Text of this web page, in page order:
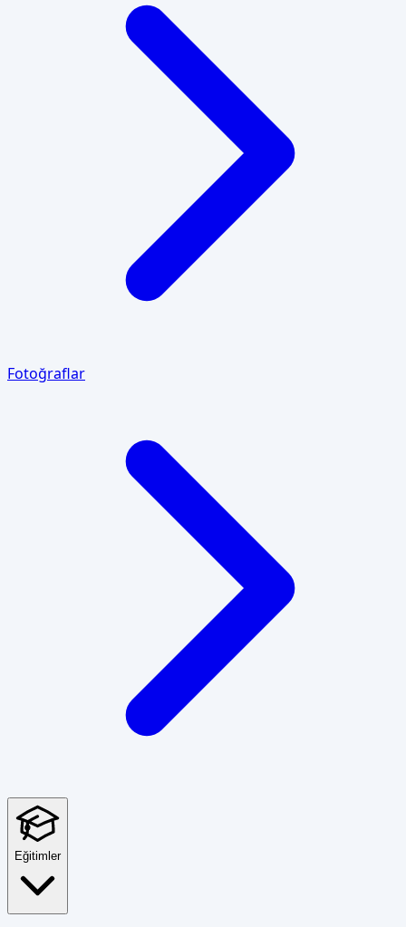
Fotoğraflar
Eğitimler